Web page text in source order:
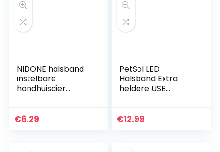
NIDONE halsband
instelbare
hondhuisdier
katten
€6.29
PetSol LED
Halsband Extra
heldere USB
gesneden
€12.99